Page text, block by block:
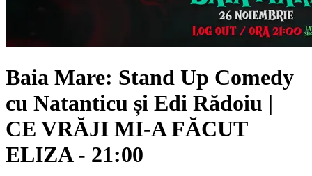
Baia Mare: Stand Up Comedy
cu Natanticu și Edi Rădoiu |
CE VRĂJI MI-A FĂCUT
ELIZA - 21:00